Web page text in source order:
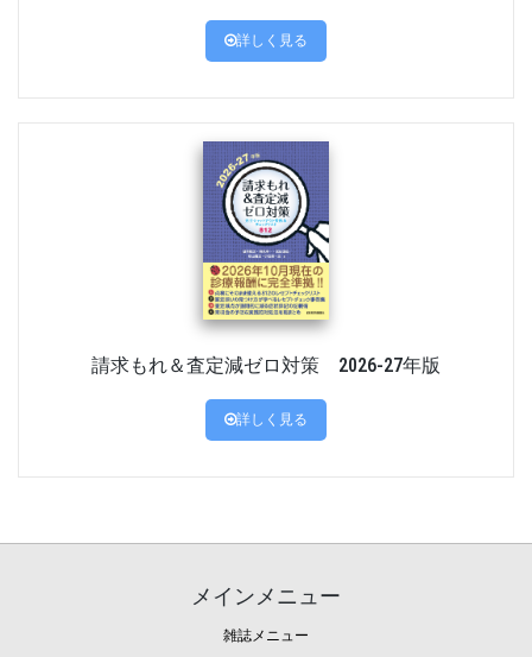
詳しく見る
請求もれ＆査定減ゼロ対策 2026-27年版
詳しく見る
メインメニュー
雑誌メニュー